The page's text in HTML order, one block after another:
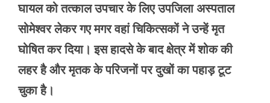
घायल को तत्काल उपचार के लिए उपजिला अस्पताल
सोमेश्वर लेकर गए मगर वहां चिकित्सकों ने उन्हें मृत
घोषित कर दिया। इस हादसे के बाद क्षेत्र में शोक की
लहर है और मृतक के परिजनों पर दुखों का पहाड़ टूट
चुका है।